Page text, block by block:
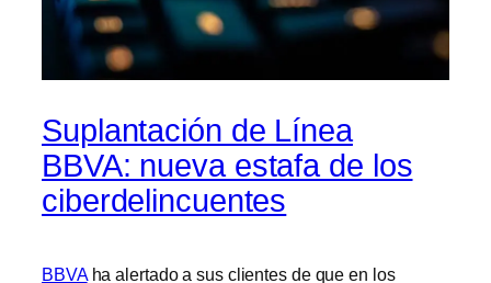
Suplantación de Línea
BBVA: nueva estafa de los
ciberdelincuentes
BBVAha alertado a sus clientes de que en los